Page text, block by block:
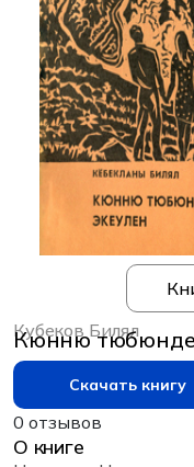
Кубеков Билял
Кюнню тюбюнде
Скачать книгу
0 отзывов
О книге